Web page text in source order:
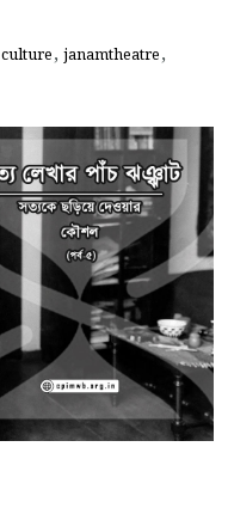
culture, janamtheatre,